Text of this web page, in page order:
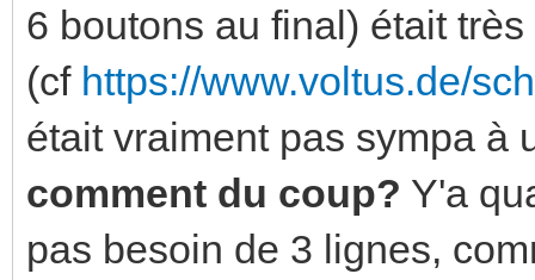
6 boutons au final) était
(cf https://www.voltus.de/
était vraiment pas sympa à
comment du coup? Y'a
pas besoin de 3 lignes,